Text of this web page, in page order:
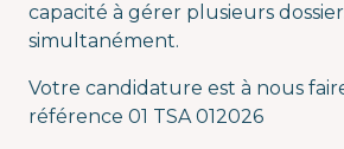
capacité à gérer plusieurs
simultanément.
Votre candidature est à nous
référence 01 TSA 012026